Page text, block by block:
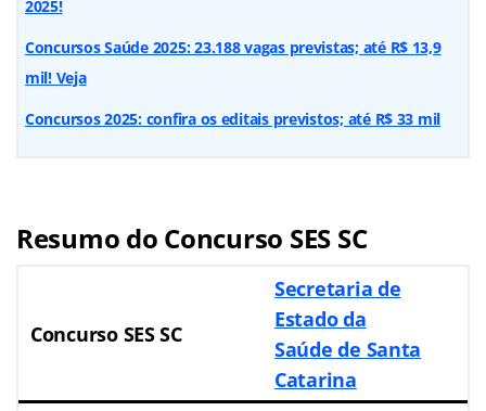
2025!
Concursos Saúde 2025: 23.188 vagas previstas; até R$ 13,9
mil! Veja
Concursos 2025: confira os editais previstos; até R$ 33 mil
Resumo do Concurso SES SC
Concurso SES SC
Secretaria de
Estado da
Saúde de Santa
Catarina